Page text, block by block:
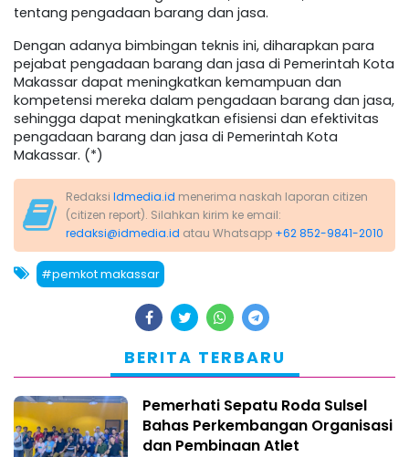
tentang pengadaan barang dan jasa.
Dengan adanya bimbingan teknis ini, diharapkan para
pejabat pengadaan barang dan jasa di Pemerintah Kota
Makassar dapat meningkatkan kemampuan dan
kompetensi mereka dalam pengadaan barang dan jasa,
sehingga dapat meningkatkan efisiensi dan efektivitas
pengadaan barang dan jasa di Pemerintah Kota
Makassar. (*)
Redaksi Idmedia.id menerima naskah laporan citizen
(citizen report). Silahkan kirim ke email:
redaksi@idmedia.id atau Whatsapp +62 852-9841-2010
#pemkot makassar
BERITA TERBARU
Pemerhati Sepatu Roda Sulsel
Bahas Perkembangan Organisasi
dan Pembinaan Atlet